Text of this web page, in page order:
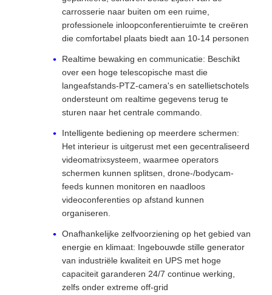
carrosserie naar buiten om een ​​ruime,
professionele inloopconferentieruimte te creëren
die comfortabel plaats biedt aan 10-14 personen
Realtime bewaking en communicatie: Beschikt
over een hoge telescopische mast die
langeafstands-PTZ-camera's en satellietschotels
ondersteunt om realtime gegevens terug te
sturen naar het centrale commando.
Intelligente bediening op meerdere schermen:
Het interieur is uitgerust met een gecentraliseerd
videomatrixsysteem, waarmee operators
schermen kunnen splitsen, drone-/bodycam-
feeds kunnen monitoren en naadloos
videoconferenties op afstand kunnen
organiseren.
Onafhankelijke zelfvoorziening op het gebied van
energie en klimaat: Ingebouwde stille generator
van industriële kwaliteit en UPS met hoge
capaciteit garanderen 24/7 continue werking,
zelfs onder extreme off-grid